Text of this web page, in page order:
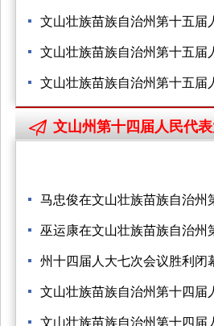
和社会发展计划执行情况 与
济和社会发展计划的决议
会 第一次会议关于文山州2021
预算执行情况和2022年 地方财
议
文山壮族苗族自治州第十五届
会 第一次会议关于文山州人民
务委员会工作报告的决议
文山壮族苗族自治州第十五届
会 第一次会议关于文山州中级
作报告的决议
文山壮族苗族自治州第十五届
会 第一次会议关于文山州人
报告的决议
 文山州第十四届人民代
马忠俊在文山壮族苗族自治州
民代表大会 第七次会议闭幕
巫运康在文山壮族苗族自治州
民代表大会 第七次会议闭幕会
州十四届人大七次会议胜利闭
文山壮族苗族自治州第十四届
会公告
文山壮族苗族自治州第十四届